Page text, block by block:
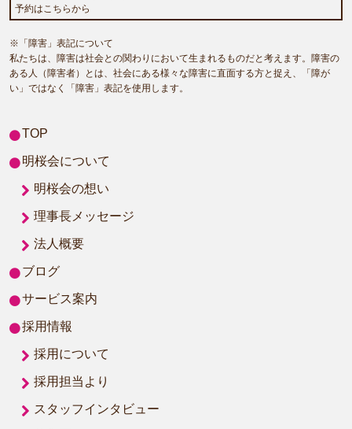
予約はこちらから
※「障害」表記について
私たちは、障害は社会との関わりにおいて生まれるものだと考えます。障害の
ある人（障害者）とは、社会にある様々な障害に直面する方と捉え、「障が
い」ではなく「障害」表記を使用します。
TOP
明桜会について
明桜会の想い
理事長メッセージ
法人概要
ブログ
サービス案内
採用情報
採用について
採用担当より
スタッフインタビュー